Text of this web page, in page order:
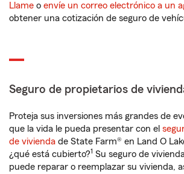
Llame o envíe un correo electrónico a un
obtener una cotización de seguro de
Seguro de propietarios de
Proteja sus inversiones más grandes de
que la vida le pueda presentar con el
de vivienda de State Farm® en Land O
¿qué está cubierto?1 Su seguro de
puede reparar o reemplazar su vivienda,